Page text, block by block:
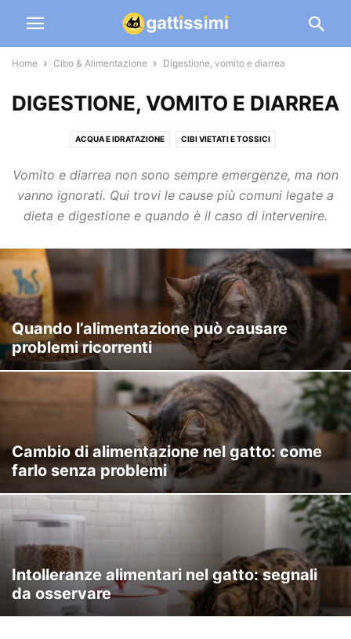
Home Cibo & Alimentazione Digestione, vomito e diarrea
DIGESTIONE, VOMITO E DIARREA
ACQUA E IDRATAZIONE CIBI VIETATI E TOSSICI
DIGESTIONE, VOMITO E DIARREA PESO, DIETA E FORMA FISICA
Vomito e diarrea non sono sempre emergenze, ma non
vanno ignorati. Qui trovi le cause più comuni legate a
dieta e digestione e quando è il caso di intervenire.
Quando l’alimentazione può causare
problemi ricorrenti
Cambio di alimentazione nel gatto: come
farlo senza problemi
Intolleranze alimentari nel gatto: segnali
da osservare